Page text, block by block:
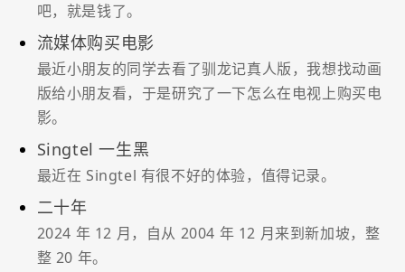
吧，就是钱了。
流媒体购买电影
最近小朋友的同学去看了驯龙记真人版，我想找动画
版给小朋友看，于是研究了一下怎么在电视上购买电
影。
Singtel 一生黑
最近在 Singtel 有很不好的体验，值得记录。
二十年
2024 年 12 月，自从 2004 年 12 月来到新加坡，整
整 20 年。